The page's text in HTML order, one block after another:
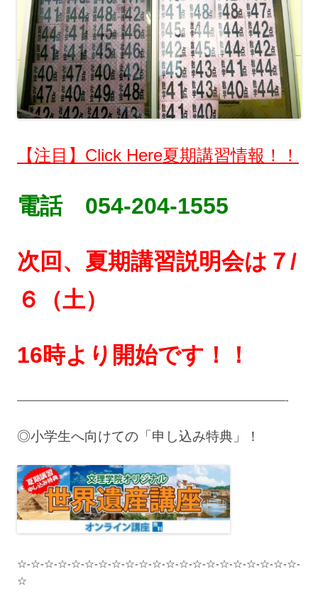
【注目】Click Here夏期講習情報！！
電話 054-204-1555
次回、夏期講習説明会は ７/
６（土）
16時より開始です！！
———————————————————————————-
◎小学生へ向けての「申し込み特典」！
☆-☆-☆-☆-☆-☆-☆-☆-☆-☆-☆-☆-☆-☆-☆-☆-☆-☆-☆-☆-☆-
☆